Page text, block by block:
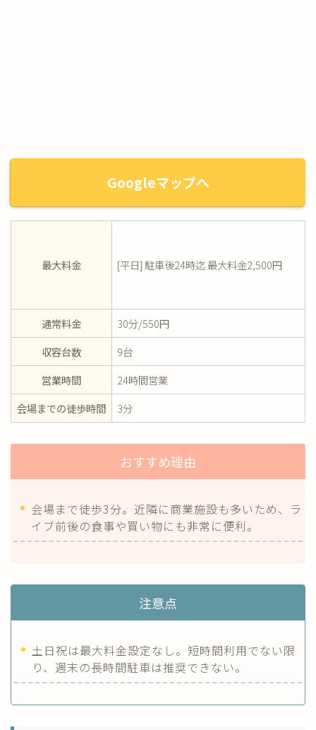
Googleマップへ
最大料金 [平日] 駐車後24時迄 最大料金2,500円
通常料金
30分/550円
収容台数
9台
営業時間
24時間営業
会場までの徒歩時間
3分
おすすめ理由
会場まで徒歩3分。近隣に商業施設も多いため、ラ
イブ前後の食事や買い物にも非常に便利。
注意点
土日祝は最大料金設定なし。短時間利用でない限
り、週末の長時間駐車は推奨できない。